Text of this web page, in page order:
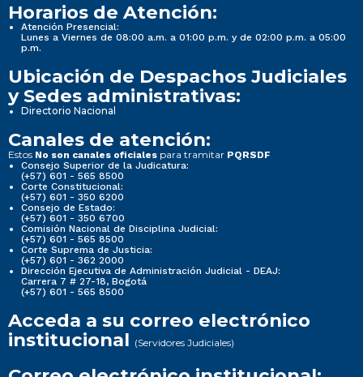
Horarios de Atención:
Atención Presencial:
Lunes a Viernes de 08:00 a.m. a 01:00 p.m. y de 02:00 p.m. a 05:00
p.m.
Ubicación de Despachos Judiciales
y Sedes administrativas:
Directorio Nacional
Canales de atención:
Estos No son canales oficiales para tramitar PQRSDF
Consejo Superior de la Judicatura:
(+57) 601 - 565 8500
Corte Constitucional:
(+57) 601 - 350 6200
Consejo de Estado:
(+57) 601 - 350 6700
Comisión Nacional de Disciplina Judicial:
(+57) 601 - 565 8500
Corte Suprema de Justicia:
(+57) 601 - 362 2000
Dirección Ejecutiva de Administración Judicial - DEAJ:
Carrera 7 # 27-18, Bogotá
(+57) 601 - 565 8500
Acceda a su correo electrónico
institucional (Servidores Judiciales)